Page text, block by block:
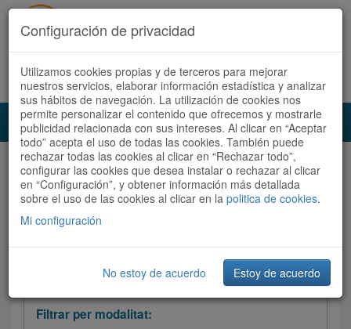
Accedeix Registra't ara Español Català
Audioruta Totes les rutes
Totes les rutes Ordenar per: Més recents / Dificultat
Filtrar les rutes
Filtrar per modalitat:
Configuración de privacidad
Utilizamos cookies propias y de terceros para mejorar
nuestros servicios, elaborar información estadística y analizar
sus hábitos de navegación. La utilización de cookies nos
permite personalizar el contenido que ofrecemos y mostrarle
publicidad relacionada con sus intereses. Al clicar en “Aceptar
todo” acepta el uso de todas las cookies. También puede
rechazar todas las cookies al clicar en “Rechazar todo”,
configurar las cookies que desea instalar o rechazar al clicar
en “Configuración”, y obtener información más detallada
sobre el uso de las cookies al clicar en la politica de cookies.
Mi configuración
No estoy de acuerdo Estoy de acuerdo